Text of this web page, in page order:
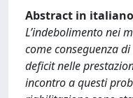
Abstract in italiano
L’indebolimento nei
come conseguenza
deficit nelle
incontro a questi